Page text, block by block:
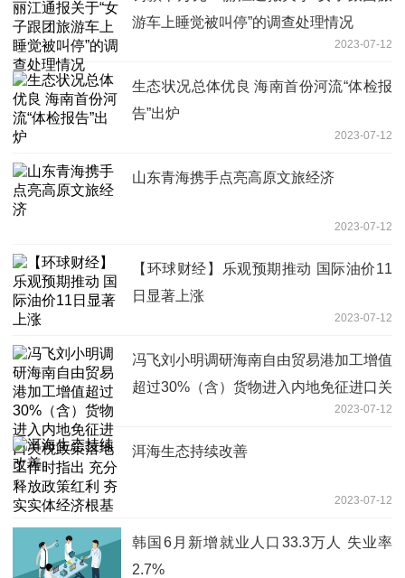
游车上睡觉被叫停”的调查处理情况
2023-07-12
生态状况总体优良 海南首份河流“体检报
告”出炉
2023-07-12
山东青海携手点亮高原文旅经济
2023-07-12
【环球财经】乐观预期推动 国际油价11
日显著上涨
2023-07-12
​冯飞刘小明调研海南自由贸易港加工增值
超过30%（含）货物进入内地免征进口关
税政策落地工作时指出 充分释放政策红
利 夯实实体经济根基
2023-07-12
洱海生态持续改善
2023-07-12
韩国6月新增就业人口33.3万人 失业率
2.7%